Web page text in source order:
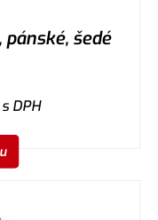
pánské, šedé
DPH